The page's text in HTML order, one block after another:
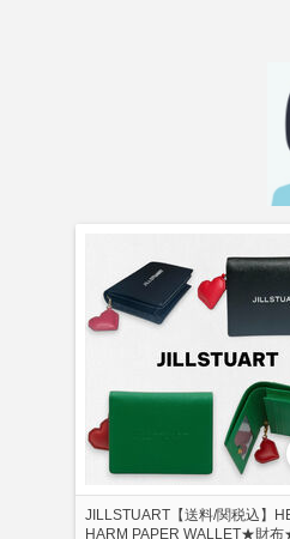
JILLSTUART【送料/関税込】
HARM PAPER WALLET★財